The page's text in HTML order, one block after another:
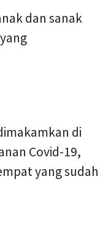
dan sanak
di
Covid-19,
yang sudah